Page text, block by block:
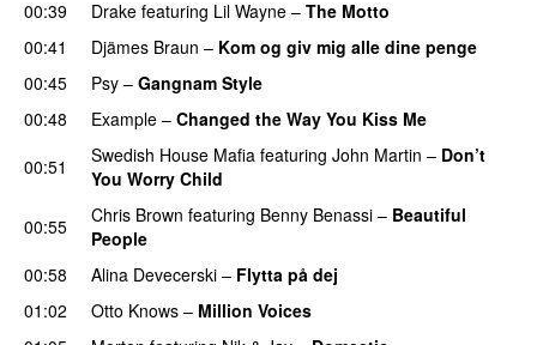
00:39
Drake featuring Lil Wayne – The Motto
00:41
Djämes Braun – Kom og giv mig alle dine penge
00:45
Psy – Gangnam Style
00:48
Example – Changed the Way You Kiss Me
00:51
Swedish House Mafia featuring John Martin – Don’t
You Worry Child
00:55
Chris Brown featuring Benny Benassi – Beautiful
People
00:58
Alina Devecerski – Flytta på dej
01:02 Otto Knows – Million Voices